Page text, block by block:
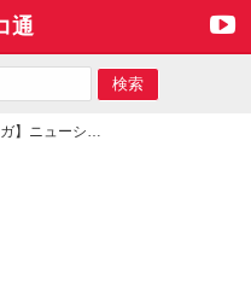
通
【メルマガ】ニューシーズンNEWアイテム＆コストコ新商品・割引情報